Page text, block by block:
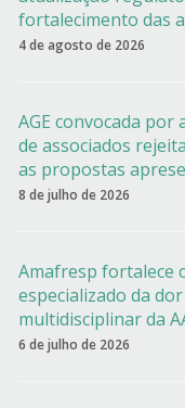
fortalecimento das
4 de agosto de 2026
AGE convocada por
de associados
as propostas
8 de julho de 2026
Amafresp fortalece
especializado da
multidisciplinar da
6 de julho de 2026